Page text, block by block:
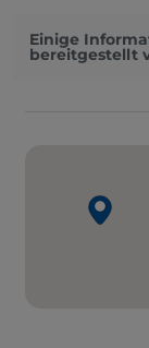
Einige
bereitgestellt